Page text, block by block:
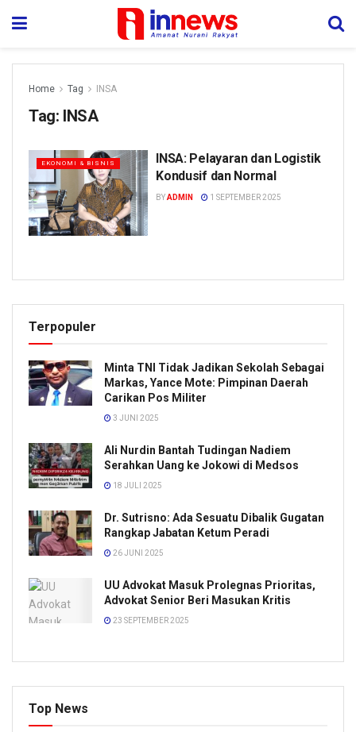
Home Tag INSA
Tag: INSA
EKONOMI & BISNIS
INSA: Pelayaran dan Logistik
Kondusif dan Normal
BY ADMIN 1 SEPTEMBER 2025
Terpopuler
Minta TNI Tidak Jadikan Sekolah Sebagai
Markas, Yance Mote: Pimpinan Daerah
Carikan Pos Militer
3 JUNI 2025
Ali Nurdin Bantah Tudingan Nadiem
Serahkan Uang ke Jokowi di Medsos
18 JULI 2025
Dr. Sutrisno: Ada Sesuatu Dibalik Gugatan
Rangkap Jabatan Ketum Peradi
26 JUNI 2025
UU Advokat Masuk Prolegnas Prioritas,
Advokat Senior Beri Masukan Kritis
23 SEPTEMBER 2025
Top News